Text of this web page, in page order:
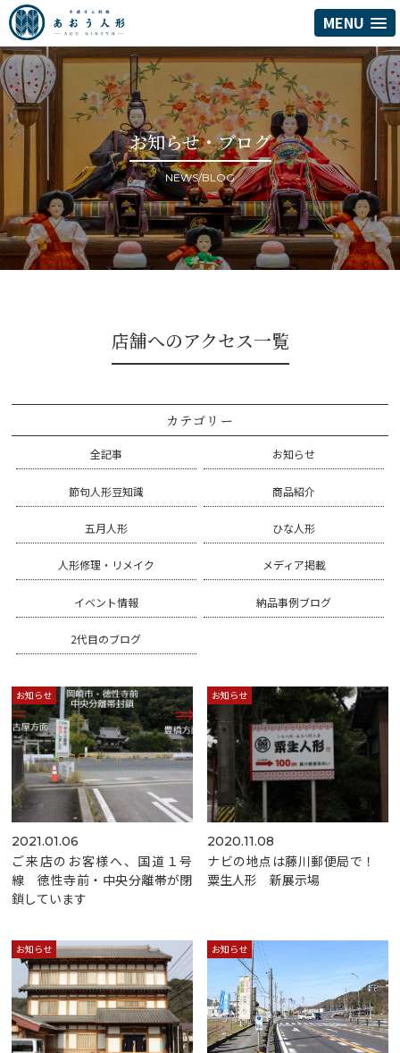
MENU
お知らせ・ブログ
NEWS/BLOG
店舗へのアクセス一覧
カテゴリー
全記事 お知らせ
節句人形豆知識 商品紹介
五月人形 ひな人形
人形修理・リメイク メディア掲載
イベント情報 納品事例ブログ
2代目のブログ
お知らせ
2021.01.06
ご来店のお客様へ、国道１号
線 徳性寺前・中央分離帯が閉
鎖しています
お知らせ
2020.11.08
ナビの地点は藤川郵便局で！
粟生人形 新展示場
お知らせ お知らせ